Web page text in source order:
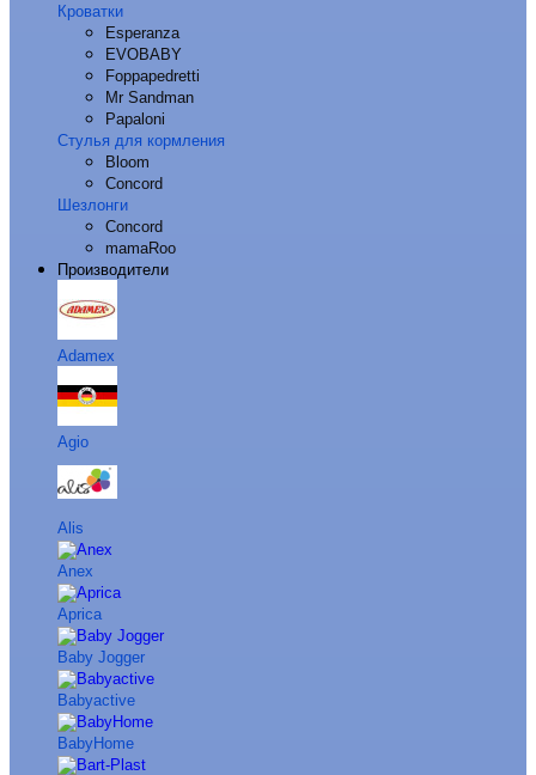
Кроватки
Esperanza
EVOBABY
Foppapedretti
Mr Sandman
Papaloni
Стулья для кормления
Bloom
Concord
Шезлонги
Concord
mamaRoo
Производители
Adamex
Agio
Alis
Anex
Aprica
Baby Jogger
Babyactive
BabyHome